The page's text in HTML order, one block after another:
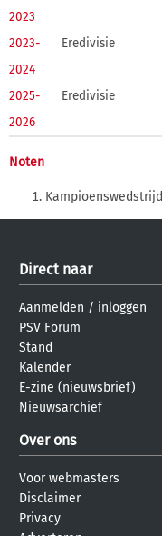
2023
2023-
2024
Eredivisie
2025-
2026
Eredivisie
Noten
Kampioenswedstrijd
Direct naar
Aanmelden / inloggen
PSV Forum
Stand
Kalender
E-zine (nieuwsbrief)
Nieuwsarchief
Over ons
Voor webmasters
Disclaimer
Privacy